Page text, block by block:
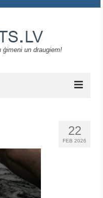
un draugiem!
22
FEB 2026